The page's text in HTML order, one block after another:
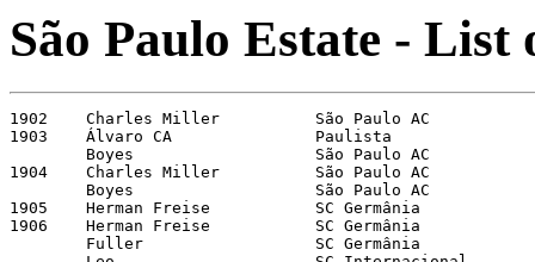
São Paulo Estate - List
1902 	Charles Miller 		São Paulo AC 		10 	LPFB
1903 	Álvaro CA 		Paulista 		 4 	LPFB
1904 	Charles Miller 		São Paulo AC 		 9 	LPFB
1905 	Herman Freise 		SC Germânia 		14 	LPFB
1906 	Herman Freise 		SC Germânia 		 6 	LPFB